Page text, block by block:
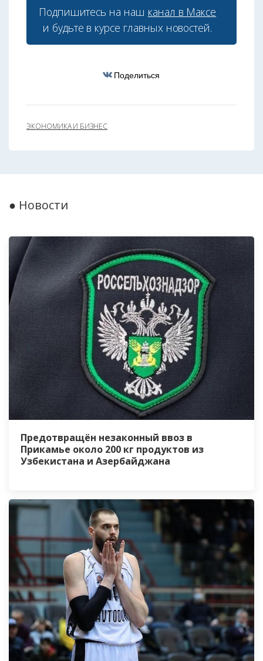
Подпишитесь на наш канал в Максе
и будьте в курсе главных новостей.
Поделиться
ЭКОНОМИКА И БИЗНЕС
● Новости
Предотвращён незаконный ввоз в
Прикамье около 200 кг продуктов из
Узбекистана и Азербайджана